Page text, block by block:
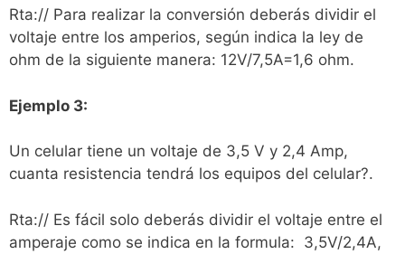
Rta:// Para realizar la conversión deberás dividir el
voltaje entre los amperios, según indica la ley de
ohm de la siguiente manera: 12V/7,5A=1,6 ohm.
Ejemplo 3:
Un celular tiene un voltaje de 3,5 V y 2,4 Amp,
cuanta resistencia tendrá los equipos del celular?.
Rta:// Es fácil solo deberás dividir el voltaje entre el
amperaje como se indica en la formula: 3,5V/2,4A,